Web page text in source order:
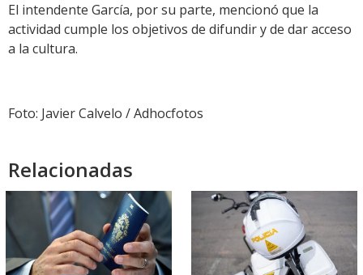
El intendente García, por su parte, mencionó que la
actividad cumple los objetivos de difundir y de dar acceso
a la cultura.
Foto: Javier Calvelo / Adhocfotos
Relacionadas